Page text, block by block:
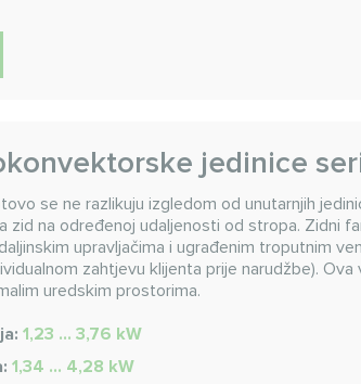
jedinice
se ne razlikuju izgledom od unutarnjih
zid na određenoj udaljenosti od stropa. Zidni
upravljačima i ugrađenim troputnim
zahtjevu klijenta prije narudžbe).
uredskim prostorima.
1,23 ... 3,76 kW
1,34 ... 4,28 kW